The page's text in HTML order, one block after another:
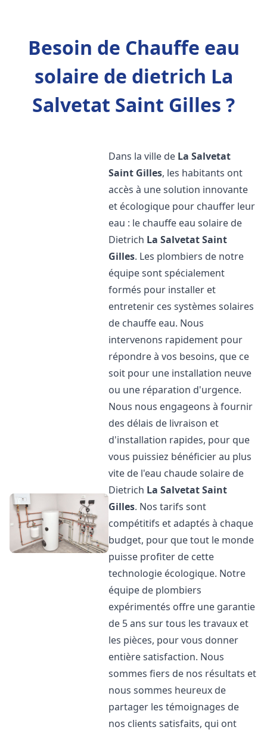
Besoin de Chauffe eau
solaire de dietrich La
Salvetat Saint Gilles ?
Dans la ville de La Salvetat
Saint Gilles, les habitants ont
accès à une solution innovante
et écologique pour chauffer leur
eau : le chauffe eau solaire de
Dietrich La Salvetat Saint
Gilles. Les plombiers de notre
équipe sont spécialement
formés pour installer et
entretenir ces systèmes solaires
de chauffe eau. Nous
intervenons rapidement pour
répondre à vos besoins, que ce
soit pour une installation neuve
ou une réparation d'urgence.
Nous nous engageons à fournir
des délais de livraison et
d'installation rapides, pour que
vous puissiez bénéficier au plus
vite de l'eau chaude solaire de
Dietrich La Salvetat Saint
Gilles. Nos tarifs sont
compétitifs et adaptés à chaque
budget, pour que tout le monde
puisse profiter de cette
technologie écologique. Notre
équipe de plombiers
expérimentés offre une garantie
de 5 ans sur tous les travaux et
les pièces, pour vous donner
entière satisfaction. Nous
sommes fiers de nos résultats et
nous sommes heureux de
partager les témoignages de
nos clients satisfaits, qui ont